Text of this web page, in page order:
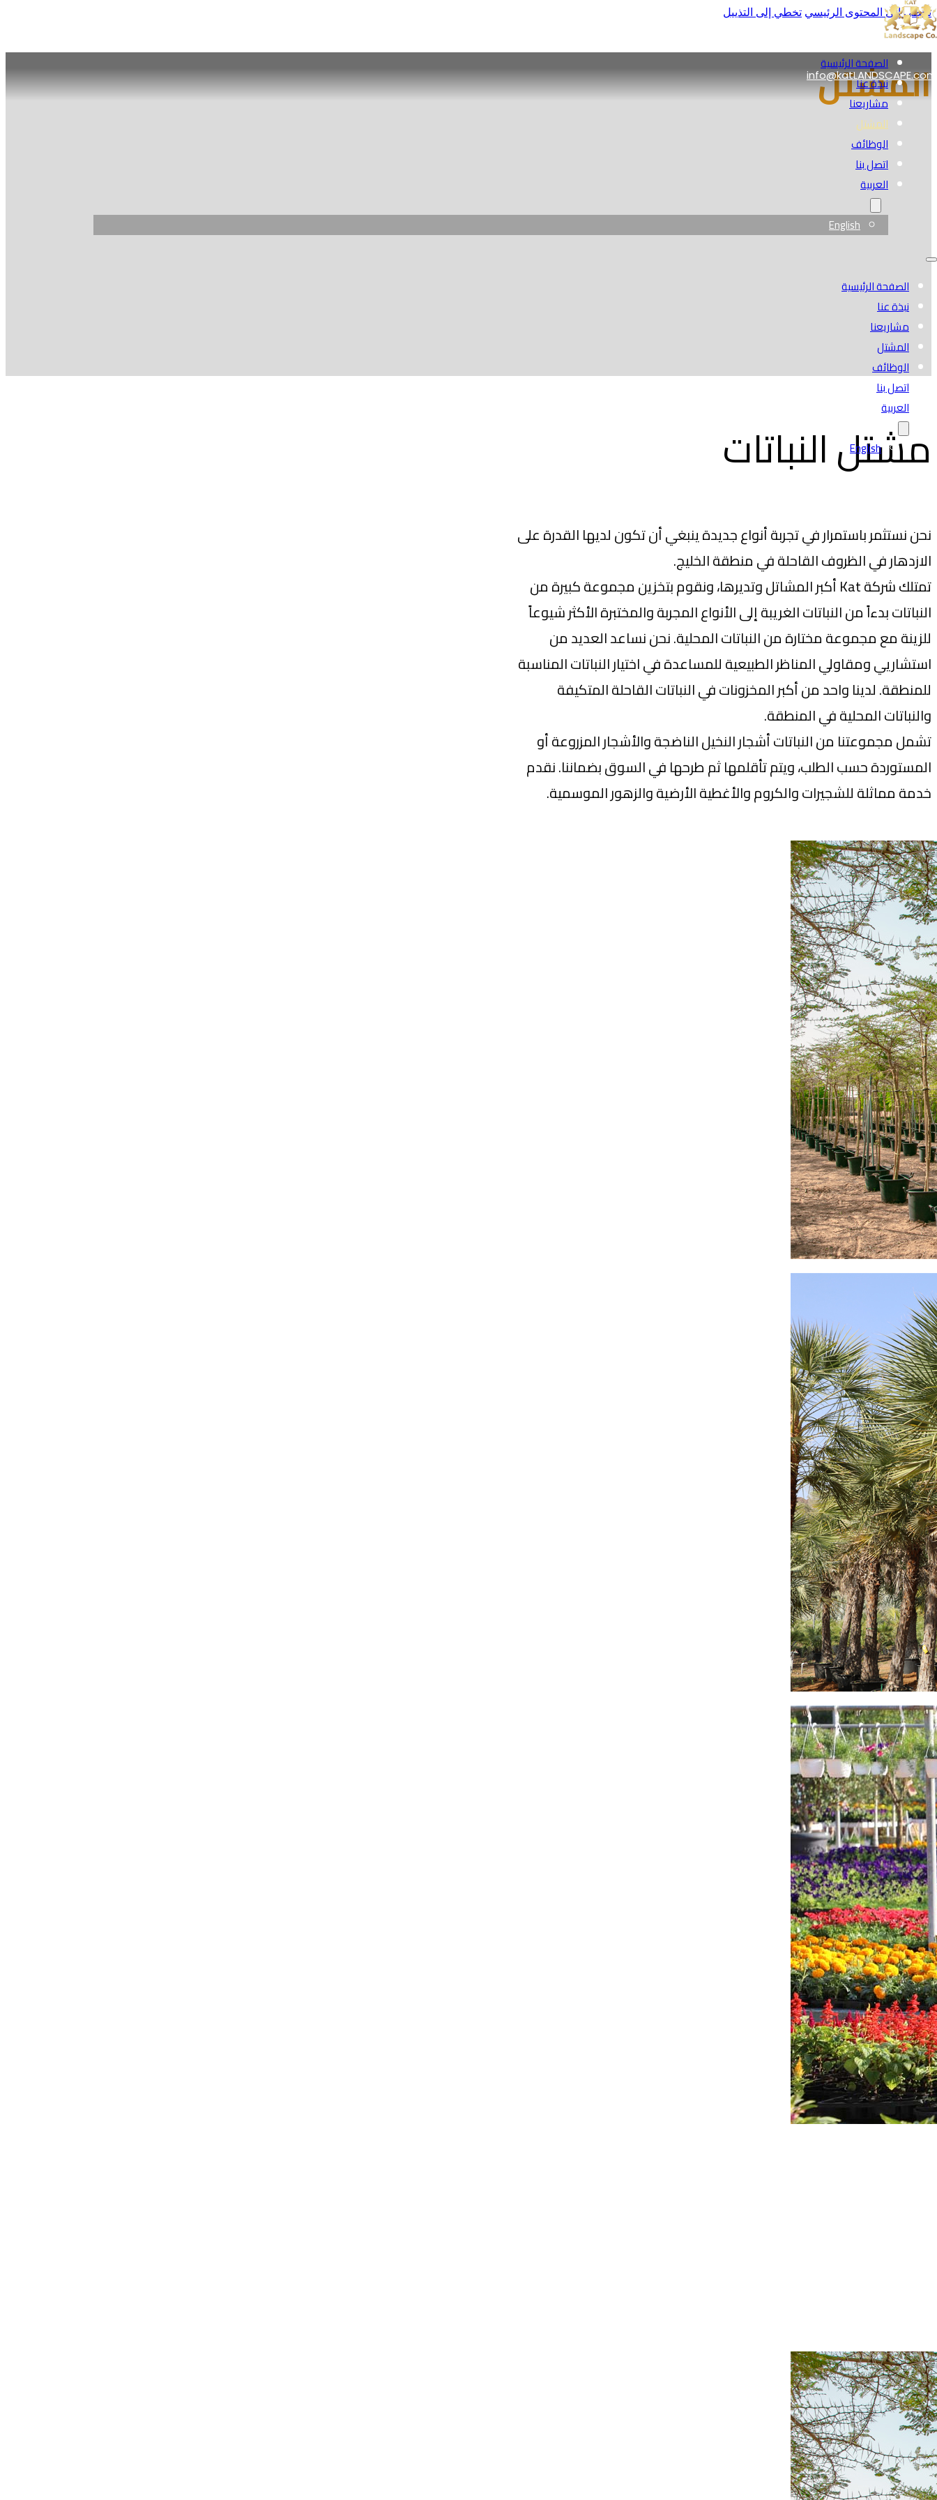
تخطي إلى المحتوى الرئيسي تخطي إلى التذييل
الصفحة الرئيسية
نبذة عنا
مشاريعنا
المشتل
الوظائف
اتصل بنا
العربية
English
الصفحة الرئيسية
نبذة عنا
مشاريعنا
المشتل
الوظائف
اتصل بنا
العربية
English
info@katLANDSCAPE.com
المشتل
مشتل النباتات
نحن نستثمر باستمرار في تجربة أنواع جديدة ينبغي أن تكون لديها القدرة على
الازدهار في الظروف القاحلة في منطقة الخليج.
تمتلك شركة Kat أكبر المشاتل وتديرها، ونقوم بتخزين مجموعة كبيرة من
النباتات بدءاً من النباتات الغريبة إلى الأنواع المجربة والمختبرة الأكثر شيوعاً
للزينة مع مجموعة مختارة من النباتات المحلية. نحن نساعد العديد من
استشاريي ومقاولي المناظر الطبيعية للمساعدة في اختيار النباتات المناسبة
للمنطقة. لدينا واحد من أكبر المخزونات في النباتات القاحلة المتكيفة
والنباتات المحلية في المنطقة.
تشمل مجموعتنا من النباتات أشجار النخيل الناضجة والأشجار المزروعة أو
المستوردة حسب الطلب، ويتم تأقلمها ثم طرحها في السوق بضماننا. نقدم
خدمة مماثلة للشجيرات والكروم والأغطية الأرضية والزهور الموسمية.